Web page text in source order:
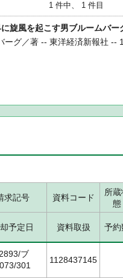
1 件中、 1 件目
旋風を起こす男ブルームバー
ーグ／著 -- 東洋経済新報社 --
求記号 資料コード
所蔵
態
予定日 資料取扱 予約
ブ
301
1128437145